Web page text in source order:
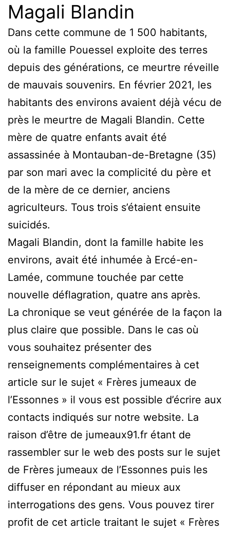
Magali Blandin
Dans cette commune de 1 500 habitants,
où la famille Pouessel exploite des terres
depuis des générations, ce meurtre réveille
de mauvais souvenirs. En février 2021, les
habitants des environs avaient déjà vécu de
près le meurtre de Magali Blandin. Cette
mère de quatre enfants avait été
assassinée à Montauban-de-Bretagne (35)
par son mari avec la complicité du père et
de la mère de ce dernier, anciens
agriculteurs. Tous trois s’étaient ensuite
suicidés.
Magali Blandin, dont la famille habite les
environs, avait été inhumée à Ercé-en-
Lamée, commune touchée par cette
nouvelle déflagration, quatre ans après.
La chronique se veut générée de la façon la
plus claire que possible. Dans le cas où
vous souhaitez présenter des
renseignements complémentaires à cet
article sur le sujet « Frères jumeaux de
l’Essonnes » il vous est possible d’écrire aux
contacts indiqués sur notre website. La
raison d’être de jumeaux91.fr étant de
rassembler sur le web des posts sur le sujet
de Frères jumeaux de l’Essonnes puis les
diffuser en répondant au mieux aux
interrogations des gens. Vous pouvez tirer
profit de cet article traitant le sujet « Frères